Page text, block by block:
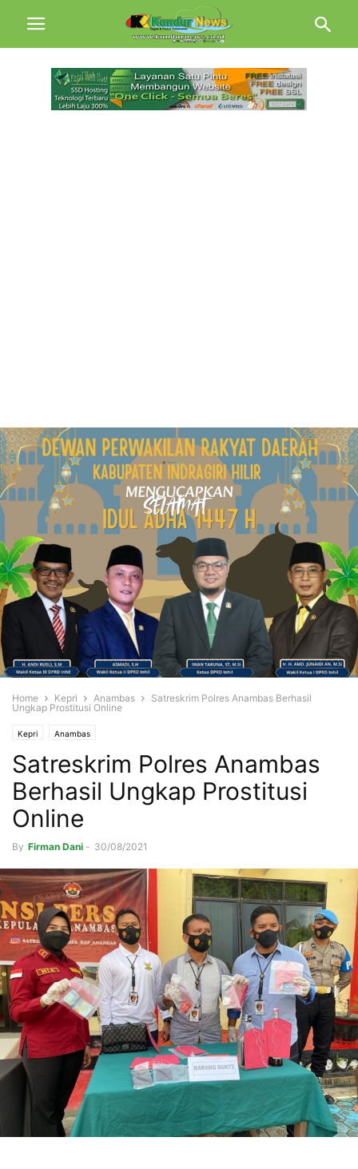
Home Kepri Anambas
Satreskrim Polres Anambas Berhasil
Ungkap Prostitusi Online
Kepri Anambas
Satreskrim Polres Anambas
Berhasil Ungkap Prostitusi
Online
By Firman Dani - 30/08/2021